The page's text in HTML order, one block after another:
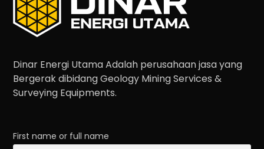
Dinar Energi Utama Adalah perusahaan jasa yang
Bergerak dibidang Geology Mining Services &
Surveying Equipments.
First name or full name